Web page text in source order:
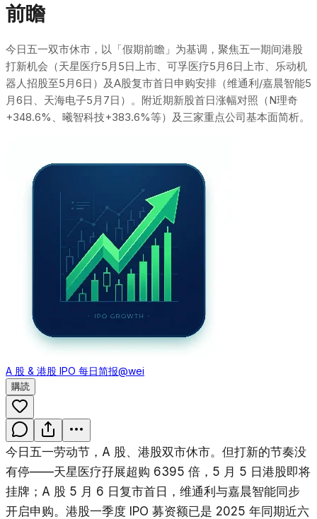
前瞻
今日五一双市休市，以「假期前瞻」为基调，聚焦五一期间港股
打新机会（天星医疗5月5日上市、可孚医疗5月6日上市、乐动机
器人招股至5月6日）及A股复市首日申购安排（维通利/嘉晨智能5
月6日、天海电子5月7日）。附近期新股首日涨幅对照（N理奇
+348.6%、曦智科技+383.6%等）及三家重点公司基本面简析。
A 股 & 港股 IPO 每日简报@wei
購読
今日五一劳动节，A 股、港股双市休市。但打新的节奏没
有停——天星医疗孖展超购 6395 倍，5 月 5 日港股即将
挂牌；A 股 5 月 6 日复市首日，维通利与嘉晨智能同步
开启申购。港股一季度 IPO 募资额已是 2025 年同期近六